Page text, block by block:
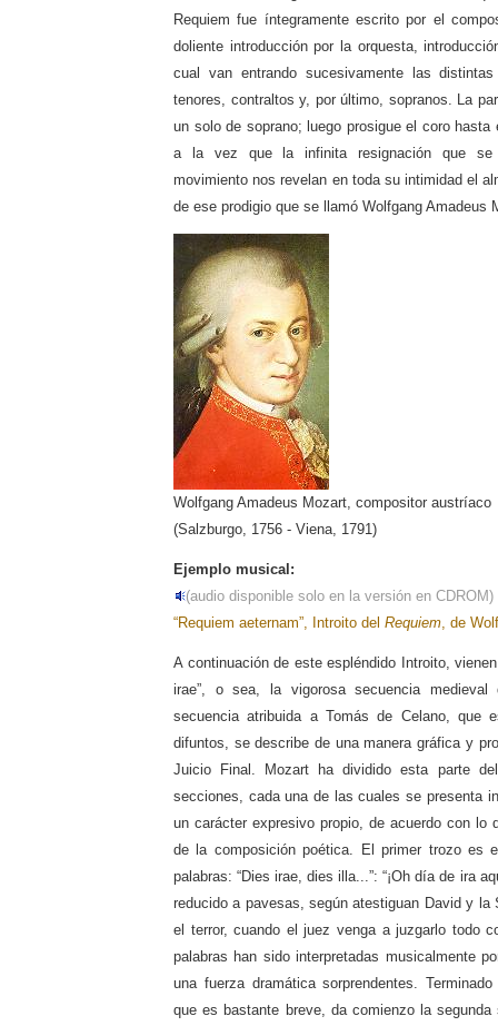
Requiem fue íntegramente escrito por el
doliente introducción por la orquesta,
cual van entrando sucesivamente las
tenores, contraltos y, por último, sopranos. La
un solo de soprano; luego prosigue el coro
a la vez que la infinita resignación que
movimiento nos revelan en toda su intimidad el
de ese prodigio que se llamó Wolfgang Amadeus
Wolfgang Amadeus Mozart, compositor austríaco
(Salzburgo, 1756 - Viena, 1791)
Ejemplo musical:
(audio disponible solo en la versión en CDROM)
“Requiem aeternam”, Introito del Requiem, de
A continuación de este espléndido Introito,
irae”, o sea, la vigorosa secuencia
secuencia atribuida a Tomás de Celano, que
difuntos, se describe de una manera gráfica y
Juicio Final. Mozart ha dividido esta parte
secciones, cada una de las cuales se presenta
un carácter expresivo propio, de acuerdo con lo
de la composición poética. El primer trozo es
palabras: “Dies irae, dies illa...”: “¡Oh día de ira
reducido a pavesas, según atestiguan David y la
el terror, cuando el juez venga a juzgarlo todo
palabras han sido interpretadas musicalmente
una fuerza dramática sorprendentes.
que es bastante breve, da comienzo la